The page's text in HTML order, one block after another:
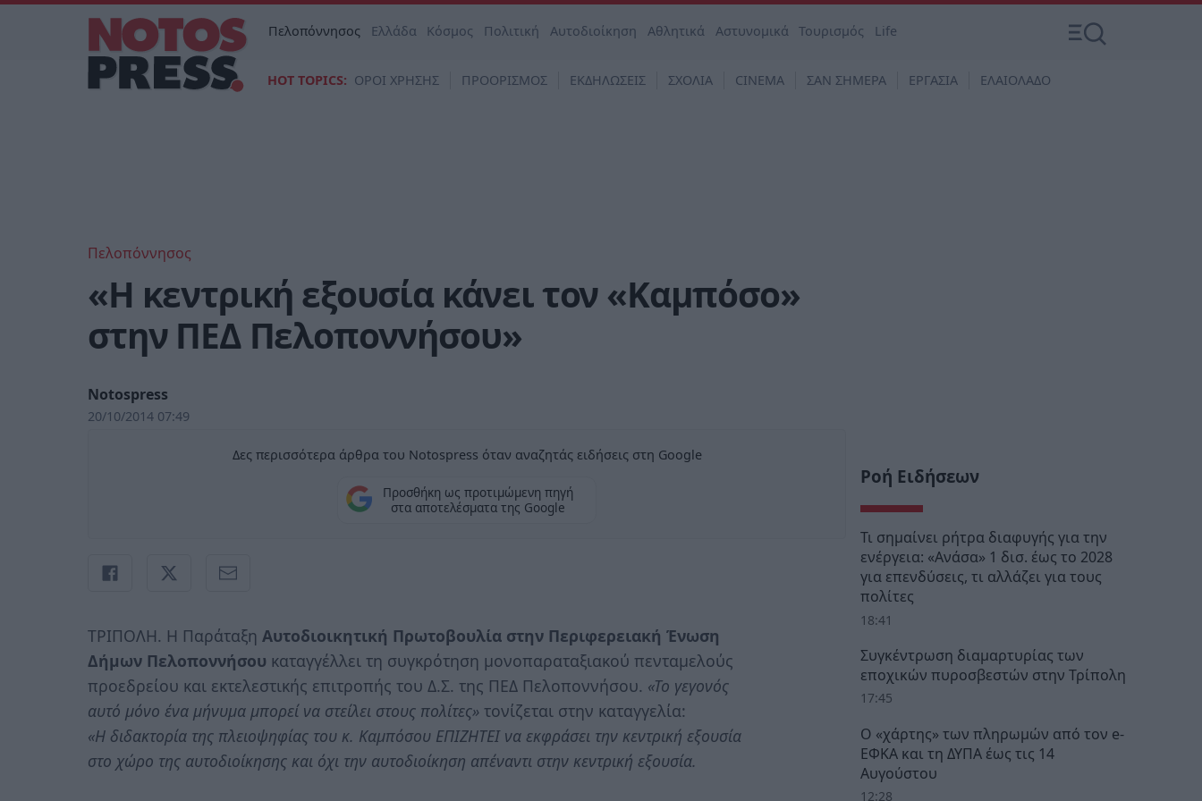
Πελοπόννησος Ελλάδα Κόσμος Πολιτική Αυτοδιοίκηση Αθλητικά Αστυνομικά Τουρισμός Life
HOT TOPICS: ΟΡΟΙ ΧΡΗΣΗΣ ΠΡΟΟΡΙΣΜΟΣ ΕΚΔΗΛΩΣΕΙΣ ΣΧΟΛΙΑ CINEMA ΣΑΝ ΣΗΜΕΡΑ ΕΡΓΑΣΙΑ ΕΛΑΙΟΛΑΔΟ
Πελοπόννησος
«Η κεντρική εξουσία κάνει τον «Καμπόσο»
στην ΠΕΔ Πελοποννήσου»
Notospress
20/10/2014 07:49
Δες περισσότερα άρθρα του Notospress όταν αναζητάς ειδήσεις στη Google
Προσθήκη ως προτιμώμενη πηγή
στα αποτελέσματα της Google
ΤΡΙΠΟΛΗ. Η Παράταξη Αυτοδιοικητική Πρωτοβουλία στην Περιφερειακή Ένωση
Δήμων Πελοποννήσου καταγγέλλει τη συγκρότηση μονοπαραταξιακού πενταμελούς
προεδρείου και εκτελεστικής επιτροπής του Δ.Σ. της ΠΕΔ Πελοποννήσου. «Το γεγονός
αυτό μόνο ένα μήνυμα μπορεί να στείλει στους πολίτες» τονίζεται στην καταγγελία:
«Η διδακτορία της πλειοψηφίας του κ. Καμπόσου ΕΠΙΖΗΤΕΙ να εκφράσει την κεντρική εξουσία
στο χώρο της αυτοδιοίκησης και όχι την αυτοδιοίκηση απέναντι στην κεντρική εξουσία.
Ροή Ειδήσεων
Τι σημαίνει ρήτρα διαφυγής για την
ενέργεια: «Ανάσα» 1 δισ. έως το 2028
για επενδύσεις, τι αλλάζει για τους
πολίτες
18:41
Συγκέντρωση διαμαρτυρίας των
εποχικών πυροσβεστών στην Τρίπολη
17:45
Ο «χάρτης» των πληρωμών από τον e-
ΕΦΚΑ και τη ΔΥΠΑ έως τις 14
Αυγούστου
12:28